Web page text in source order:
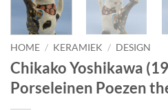
HOME / KERAMIEK / DESIGN
Chikako Yoshikawa
Porseleinen Poezen